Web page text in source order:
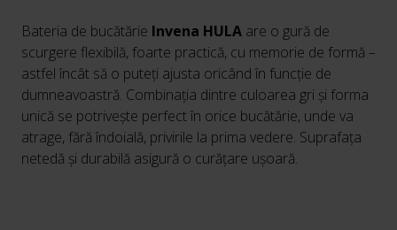
fost:
330,00 lei.
260,00 lei.
Bateria de bucătărie Invena HULA are o gură de
scurgere flexibilă, foarte practică, cu memorie de formă –
astfel încât să o puteți ajusta oricând în funcție de
dumneavoastră. Combinația dintre culoarea gri și forma
unică se potrivește perfect în orice bucătărie, unde va
atrage, fără îndoială, privirile la prima vedere. Suprafața
netedă și durabilă asigură o curățare ușoară.